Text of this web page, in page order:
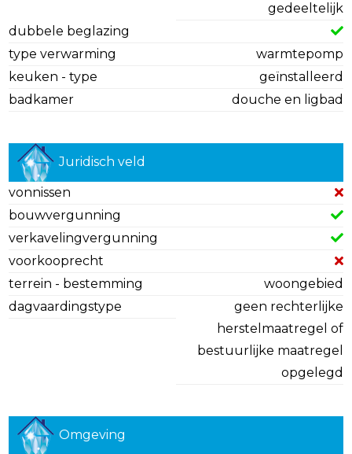
gedeeltelijk
dubbele beglazing
type verwarming
warmtepomp
keuken - type
geïnstalleerd
badkamer
douche en ligbad
Juridisch veld
vonnissen
bouwvergunning
verkavelingvergunning
voorkooprecht
terrein - bestemming
woongebied
dagvaardingstype
geen rechterlijke
herstelmaatregel of
bestuurlijke maatregel
opgelegd
Omgeving